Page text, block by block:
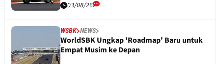
03/08/26
WSBK NEWS
WorldSBK Ungkap 'Roadmap' Baru untuk
Empat Musim ke Depan